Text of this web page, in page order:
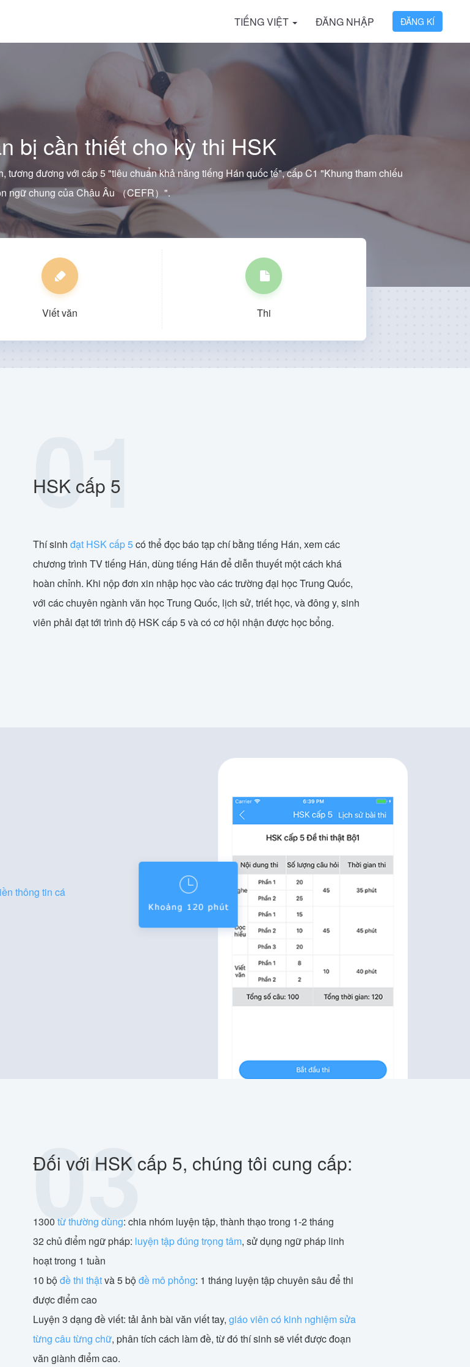
TIẾNG VIỆT ĐĂNG NHẬP ĐĂNG KÍ
bị cần thiết cho kỳ thi HSK
tương đương với cấp 5 "tiêu chuẩn khả năng tiếng Hán quốc tế", cấp C1 "Khung tham chiếu
ngữ chung của Châu Âu （CEFR）".
Viết văn Thi
01
HSK cấp 5
Thí sinh đạt HSK cấp 5có thể đọc báo tạp chí bằng tiếng Hán, xem các
chương trình TV tiếng Hán, dùng tiếng Hán để diễn thuyết một cách khá
hoàn chỉnh. Khi nộp đơn xin nhập học vào các trường đại học Trung Quốc,
với các chuyên ngành văn học Trung Quốc, lịch sử, triết học, và đông y, sinh
viên phải đạt tới trình độ HSK cấp 5 và có cơ hội nhận được học bổng.
thông tin cá
03
Đối với HSK cấp 5, chúng tôi cung cấp:
1300 từ thường dùng: chia nhóm luyện tập, thành thạo trong 1-2 tháng
32 chủ điểm ngữ pháp: luyện tập đúng trọng tâm, sử dụng ngữ pháp linh
hoạt trong 1 tuần
10 bộđề thi thậtvà 5 bộđề mô phỏng: 1 tháng luyện tập chuyên sâu để thi
được điểm cao
Luyện 3 dạng đề viết: tải ảnh bài văn viết tay, giáo viên có kinh nghiệm sửa
từng câu từng chữ, phân tích cách làm đề, từ đó thí sinh sẽ viết được đoạn
văn giành điểm cao.